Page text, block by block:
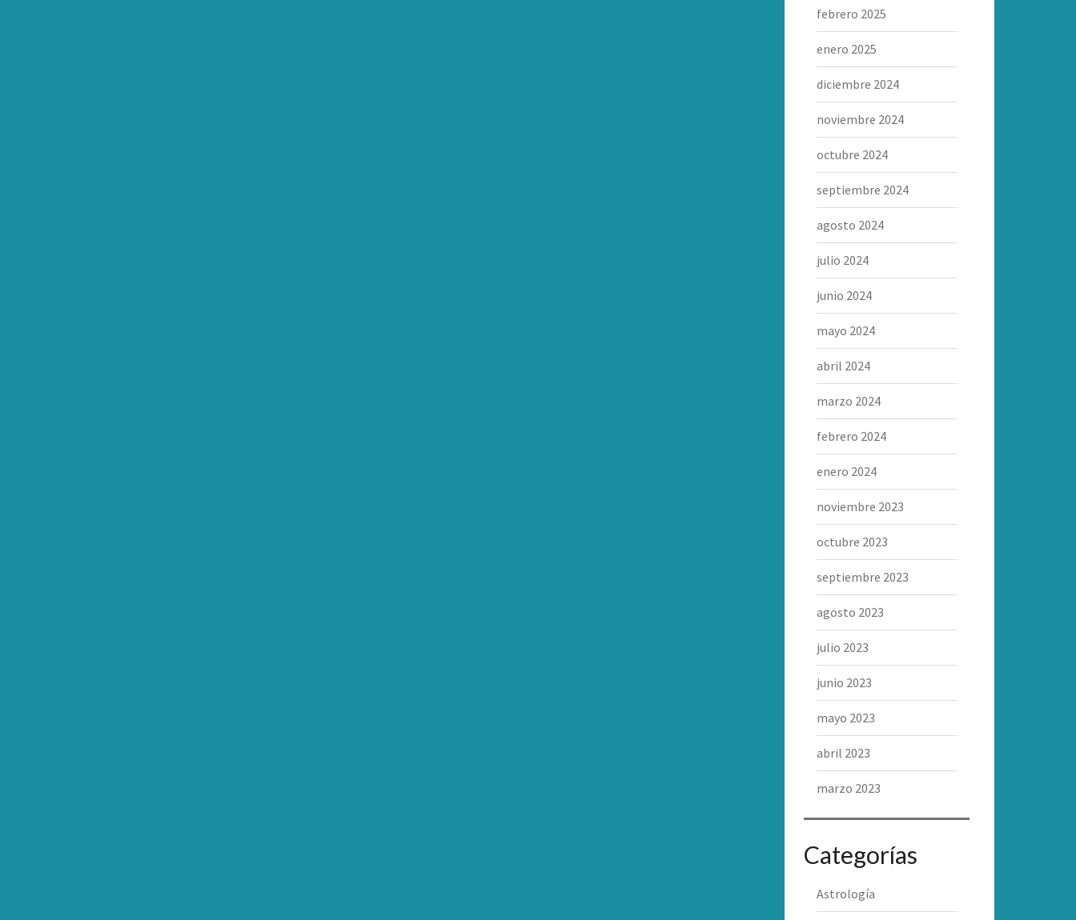
febrero 2025
enero 2025
diciembre 2024
noviembre 2024
octubre 2024
septiembre 2024
agosto 2024
julio 2024
junio 2024
mayo 2024
abril 2024
marzo 2024
febrero 2024
enero 2024
noviembre 2023
octubre 2023
septiembre 2023
agosto 2023
julio 2023
junio 2023
mayo 2023
abril 2023
marzo 2023
Categorías
Astrología